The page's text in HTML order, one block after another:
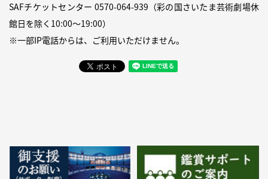
SAFチケットセンター 0570-064-939 （彩の国さいたま芸術劇場休
館日を除く10:00〜19:00）
※一部IP電話からは、ご利用いただけません。